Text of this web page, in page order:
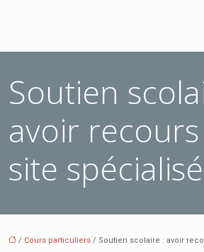
Soutien
avoir
site spécialisé
/ Cours particuliers / Soutien scolaire : avoir